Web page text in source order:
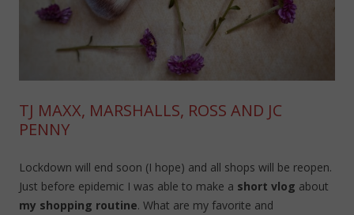
TJ MAXX, MARSHALLS, ROSS AND JC
PENNY
Lockdown will end soon (I hope) and all shops will be reopen.
Just before epidemic I was able to make a short vlog about
my shopping routine. What are my favorite and